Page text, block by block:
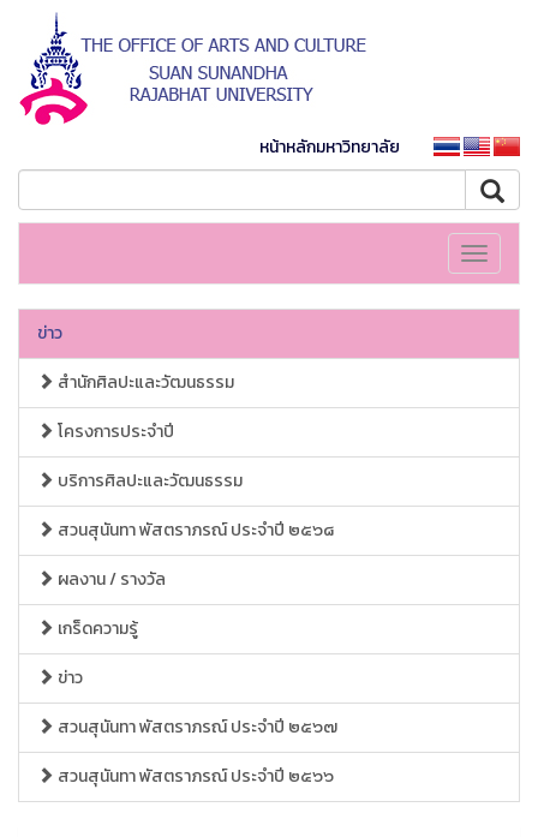
หน้าหลักมหาวิทยาลัย
Toggle
ข่าว
สำนักศิลปะและวัฒนธรรม
โครงการประจำปี
บริการศิลปะและวัฒนธรรม
สวนสุนันทา พัสตราภรณ์ ประจำปี ๒๕๖๘
ผลงาน / รางวัล
เกร็ดความรู้
ข่าว
สวนสุนันทา พัสตราภรณ์ ประจำปี ๒๕๖๗
สวนสุนันทา พัสตราภรณ์ ประจำปี ๒๕๖๖